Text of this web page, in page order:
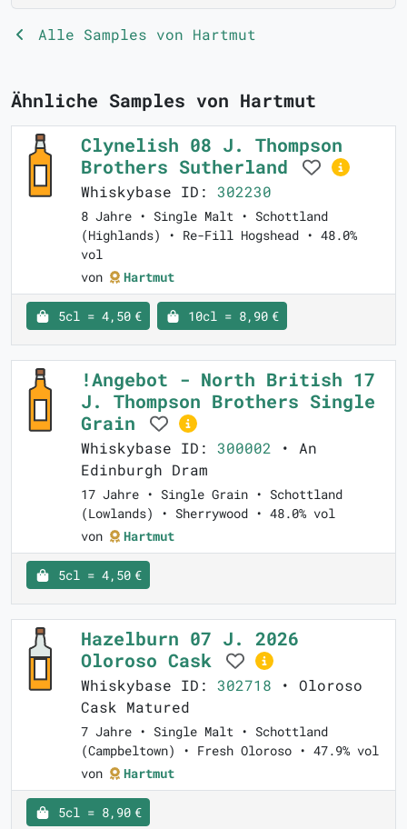
Alle Samples von Hartmut
Ähnliche Samples von Hartmut
Clynelish 08 J. Thompson
Brothers Sutherland
Whiskybase ID: 302230
8 Jahre • Single Malt • Schottland
(Highlands) • Re-Fill Hogshead • 48.0%
vol
von
Hartmut
5cl = 4,50 € 10cl = 8,90 €
!Angebot - North British 17
J. Thompson Brothers Single
Grain
Whiskybase ID: 300002 • An
Edinburgh Dram
17 Jahre • Single Grain • Schottland
(Lowlands) • Sherrywood • 48.0% vol
von
Hartmut
5cl = 4,50 €
Hazelburn 07 J. 2026
Oloroso Cask
Whiskybase ID: 302718 • Oloroso
Cask Matured
7 Jahre • Single Malt • Schottland
(Campbeltown) • Fresh Oloroso • 47.9% vol
von
Hartmut
5cl = 8,90 €